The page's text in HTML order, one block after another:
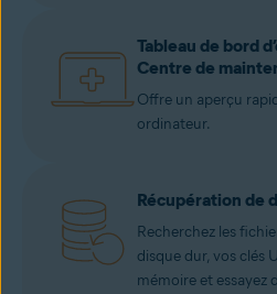
Tableau de bord
Centre de
Offre un aperçu
ordinateur.
Récupération de
Recherchez les
disque dur, vos clés
mémoire et essayez